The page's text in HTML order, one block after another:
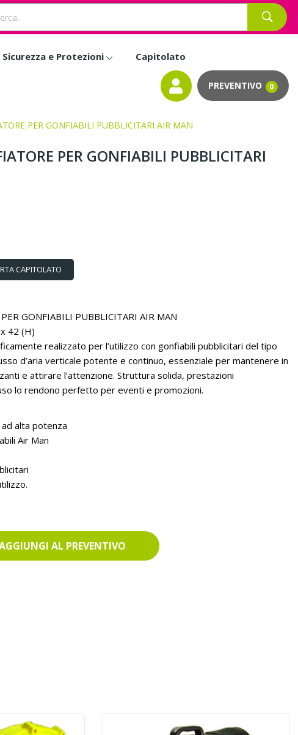
Sicurezza e Protezioni Capitolato
0
PER GONFIABILI PUBBLICITARI AIR MAN
PER GONFIABILI PUBBLICITARI
CAPITOLATO
GONFIABILI PUBBLICITARI AIR MAN
42 (H)
realizzato per l’utilizzo con gonfiabili pubblicitari del tipo
d’aria verticale potente e continuo, essenziale per mantenere in
e attirare l’attenzione. Struttura solida, prestazioni
lo rendono perfetto per eventi e promozioni.
ad alta potenza
Air Man
AL PREVENTIVO